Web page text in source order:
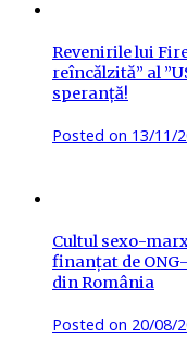
Revenirile lui
reîncălzită” al
speranță!
Posted on 13/11/
Cultul sexo-
finanțat de
din România
Posted on 20/08/